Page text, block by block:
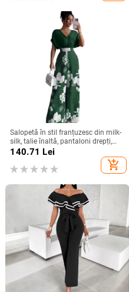
Salopetă în stil franțuzesc din milk-
silk, talie înaltă, pantaloni drepți,
mâneci 3/4, cod XZFSS0230,
140.71 Lei
add_shopping_cart